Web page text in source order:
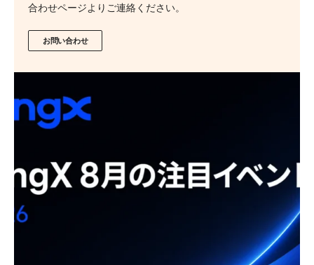
合わせページよりご連絡ください。
お問い合わせ